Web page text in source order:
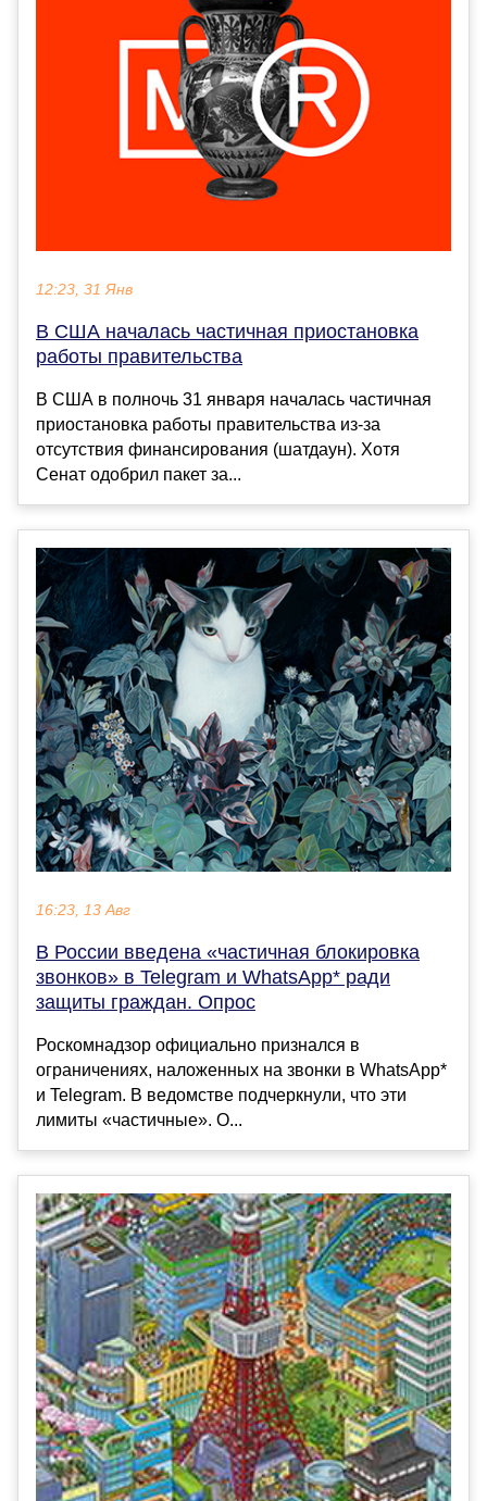
12:23, 31 Янв
В США началась частичная приостановка
работы правительства
В США в полночь 31 января началась частичная
приостановка работы правительства из-за
отсутствия финансирования (шатдаун). Хотя
Сенат одобрил пакет за...
16:23, 13 Авг
В России введена «частичная блокировка
звонков» в Telegram и WhatsApp* ради
защиты граждан. Опрос
Роскомнадзор официально признался в
ограничениях, наложенных на звонки в WhatsApp*
и Telegram. В ведомстве подчеркнули, что эти
лимиты «частичные». О...